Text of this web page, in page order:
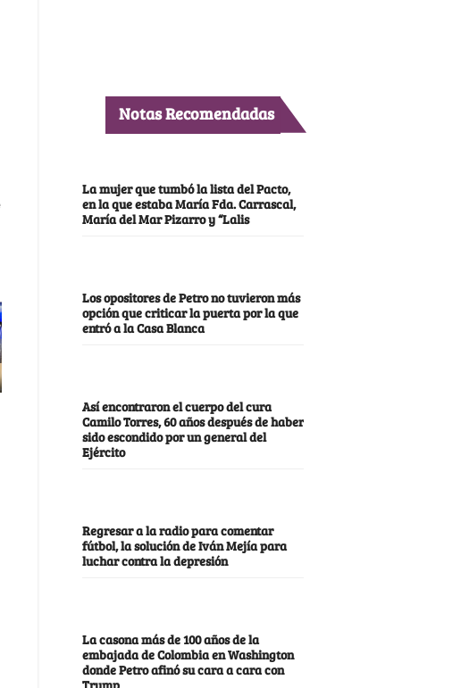
Notas Recomendadas
La mujer que tumbó la lista del Pacto,
en la que estaba María Fda. Carrascal,
María del Mar Pizarro y “Lalis
Los opositores de Petro no tuvieron más
opción que criticar la puerta por la que
entró a la Casa Blanca
Así encontraron el cuerpo del cura
Camilo Torres, 60 años después de haber
sido escondido por un general del
Ejército
Regresar a la radio para comentar
fútbol, la solución de Iván Mejía para
luchar contra la depresión
La casona más de 100 años de la
embajada de Colombia en Washington
donde Petro afinó su cara a cara con
Trump